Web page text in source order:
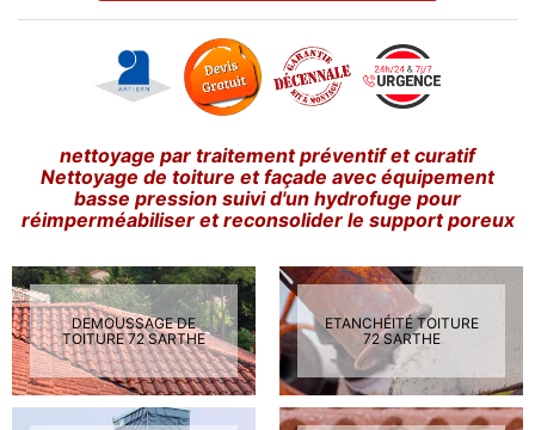
nettoyage par traitement préventif et curatif
Nettoyage de toiture et façade avec équipement
basse pression suivi d'un hydrofuge pour
réimperméabiliser et reconsolider le support poreux
DEMOUSSAGE DE
TOITURE 72 SARTHE
ETANCHÉITÉ TOITURE
72 SARTHE